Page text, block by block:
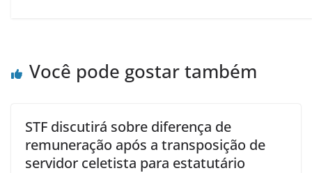
Você pode gostar também
STF discutirá sobre diferença de
remuneração após a transposição de
servidor celetista para estatutário